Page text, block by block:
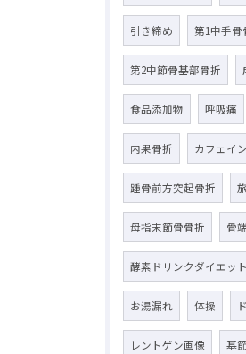
引き締め 第1中手骨
第2中節骨基部骨折
食品添加物 呼吸痛
内果骨折 カフェイ
踵骨前方突起骨折
母指末節骨骨折 骨
酵素ドリンクダイエット
お湯漏れ 体操
レントゲン画像 基